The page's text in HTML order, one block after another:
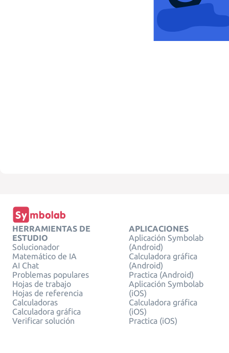
HERRAMIENTAS DE
ESTUDIO
Solucionador
Matemático de IA
AI Chat
Problemas populares
Hojas de trabajo
Hojas de referencia
Calculadoras
Calculadora gráfica
Verificar solución
APLICACIONES
Aplicación Symbolab
(Android)
Calculadora gráfica
(Android)
Practica (Android)
Aplicación Symbolab
(iOS)
Calculadora gráfica
(iOS)
Practica (iOS)